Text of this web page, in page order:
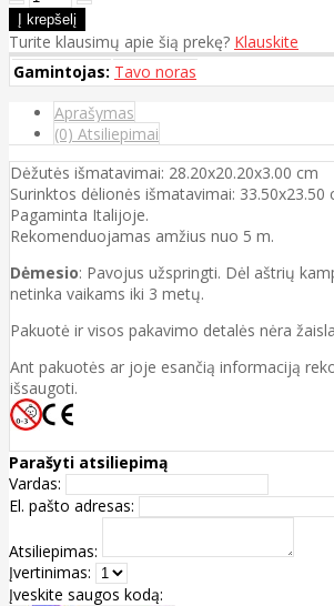
Turite klausimų apie šią prekę? Klauskite
Gamintojas: Tavo noras
Aprašymas
(0) Atsiliepimai
Dėžutės išmatavimai: 28.20x20.20x3.00 cm
Surinktos dėlionės išmatavimai: 33.50x23.50
Pagaminta Italijoje.
Rekomenduojamas amžius nuo 5 m.
Dėmesio: Pavojus užspringti. Dėl aštrių
netinka vaikams iki 3 metų.
Pakuotė ir visos pakavimo detalės nėra
Ant pakuotės ar joje esančią informaciją
išsaugoti.
Parašyti atsiliepimą
Vardas:
El. pašto adresas:
Atsiliepimas:
Įvertinimas:
Įveskite saugos kodą: